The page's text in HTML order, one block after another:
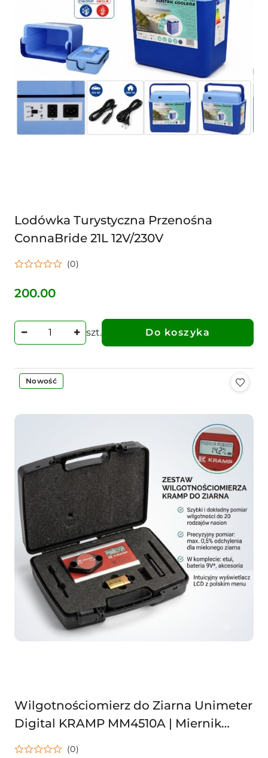
Lodówka Turystyczna Przenośna
ConnaBride 21L 12V/230V
(0)
Cena:
200.00
szt. Do koszyka
Nowość
Wilgotnościomierz do Ziarna Unimeter
Digital KRAMP MM4510A | Miernik
Wilgotności Zbóż | 32 Gatunki |
(0)